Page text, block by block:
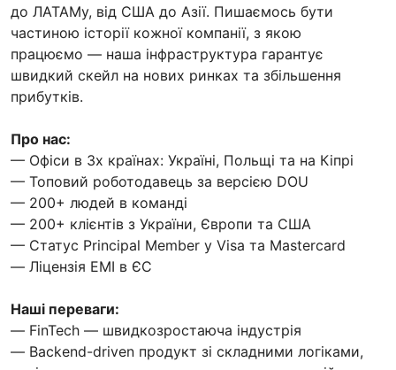
до ЛАТАМу, від США до Азії. Пишаємось бути
частиною історії кожної компанії, з якою
працюємо — наша інфраструктура гарантує
швидкий скейл на нових ринках та збільшення
прибутків.
Про нас:
— Офіси в 3х країнах: Україні, Польщі та на Кіпрі
— Топовий роботодавець за версією DOU
— 200+ людей в команді
— 200+ клієнтів з України, Європи та США
— Статус Principal Member у Visa та Mastercard
— Ліцензія ЕМІ в ЄС
Наші переваги:
— FinTech — швидкозростаюча індустрія
— Backend-driven продукт зі складними логіками,